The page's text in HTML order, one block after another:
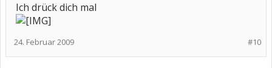
Ich drück dich mal
#10
24. Februar 2009